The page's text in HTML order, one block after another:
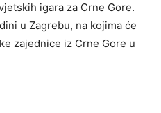
igara za Crne Gore.
u Zagrebu, na kojima će
zajednice iz Crne Gore u